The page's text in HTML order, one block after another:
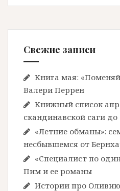
Свежие записи
Книга мая:
Валери Перрен
Книжный список
скандинавской саги
«Летние обманы»:
несбывшемся от
«Специалист по
Пим и ее романы
Истории про